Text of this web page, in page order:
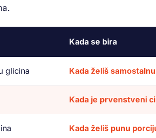
Kada se bira
glicina Kada želiš
Kada je prvenstveni
Kada želiš punu